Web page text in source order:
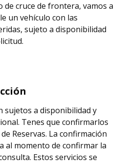
cruce de frontera, vamos a
un vehículo con las
sujeto a disponibilidad
sujetos a disponibilidad y
Tenes que confirmarlos
Reservas. La confirmación
al momento de confirmar la
Estos servicios se